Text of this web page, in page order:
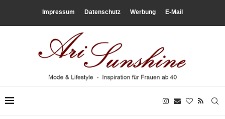
Impressum Datenschutz Werbung E-Mail